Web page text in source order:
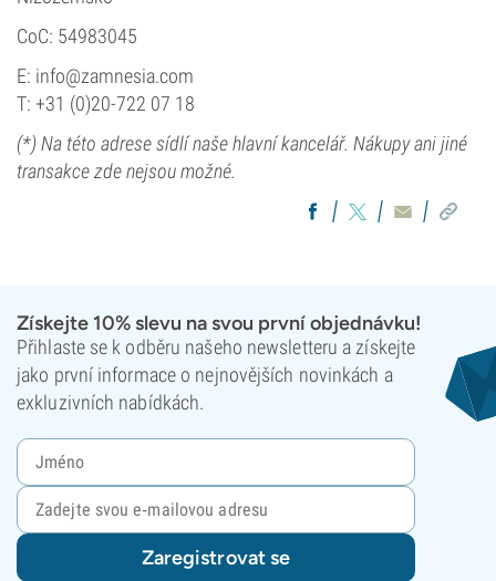
CoC: 54983045
E: info@zamnesia.com
T: +31 (0)20-722 07 18
(*) Na této adrese sídlí naše hlavní kancelář. Nákupy ani jiné
transakce zde nejsou možné.
Získejte 10% slevu na svou první objednávku!
Přihlaste se k odběru našeho newsletteru a získejte
jako první informace o nejnovějších novinkách a
exkluzivních nabídkách.
Zaregistrovat se